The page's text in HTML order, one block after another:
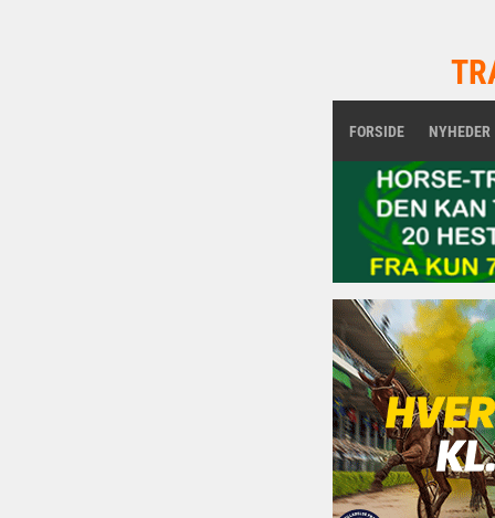
FORSIDE NYHEDER